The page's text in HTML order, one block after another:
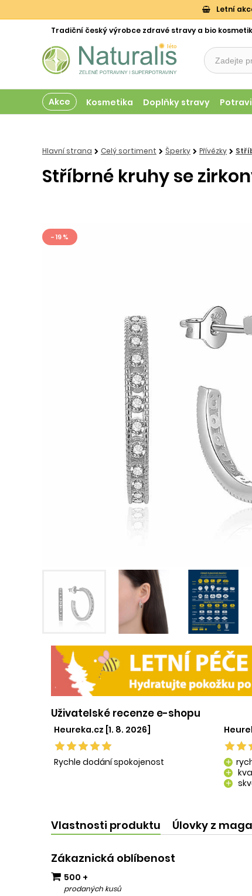
Letní
Tradiční český výrobce zdravé stravy a bio
Akce Kosmetika Doplňky stravy
Hlavní strana Celý sortiment Šperky Přívězky
Stříbrné kruhy se
- 19 %
Uživatelské recenze e-shopu
Heureka.cz [1. 8. 2026]
Rychle dodání spokojenost add
add
add
Vlastnosti produktu Úlovky z
Zákaznická oblíbenost
500 +
prodaných kusů